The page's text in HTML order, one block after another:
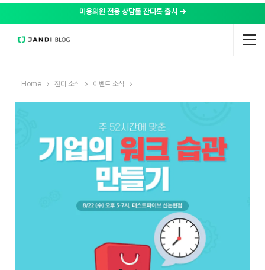
미용의원 전용 상담툴 잔디톡 출시 →
Home 잔디 소식 이벤트 소식